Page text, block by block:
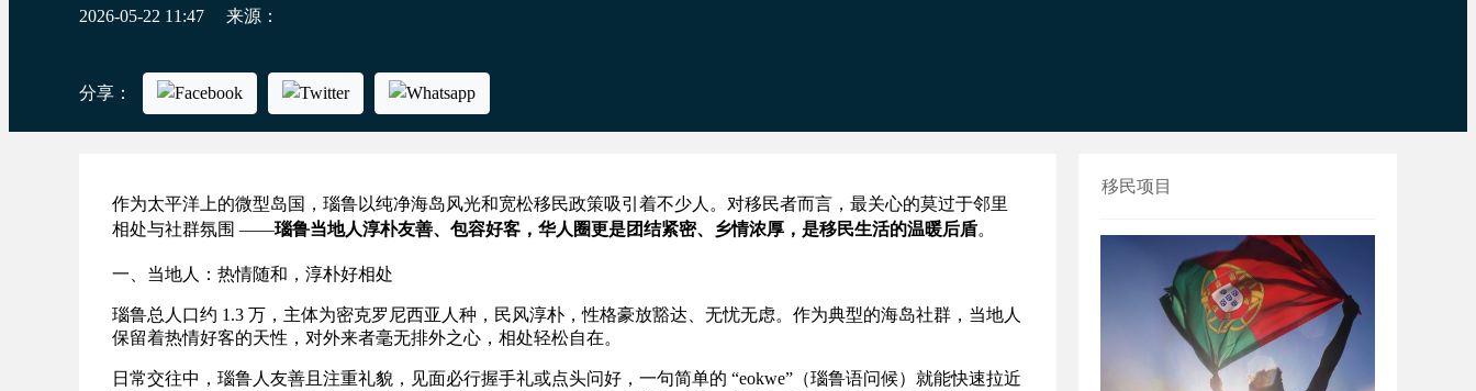
2026-05-22 11:47 来源：
分享：
作为太平洋上的微型岛国，瑙鲁以纯净海岛风光和宽松移民政策吸引着不少人。对移民者而言，最关心的莫过于邻里
相处与社群氛围 ——瑙鲁当地人淳朴友善、包容好客，华人圈更是团结紧密、乡情浓厚，是移民生活的温暖后盾。
一、当地人：热情随和，淳朴好相处
瑙鲁总人口约 1.3 万，主体为密克罗尼西亚人种，民风淳朴，性格豪放豁达、无忧无虑。作为典型的海岛社群，当地人
保留着热情好客的天性，对外来者毫无排外之心，相处轻松自在。
日常交往中，瑙鲁人友善且注重礼貌，见面必行握手礼或点头问好，一句简单的 “eokwe”（瑙鲁语问候）就能快速拉近
移民项目